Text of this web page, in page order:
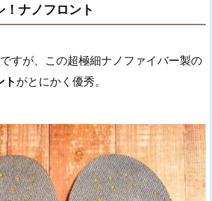
！ナノフロント
すが、この超極細ナノファイバー製の
トがとにかく優秀。